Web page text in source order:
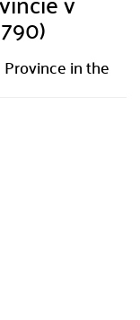
in the